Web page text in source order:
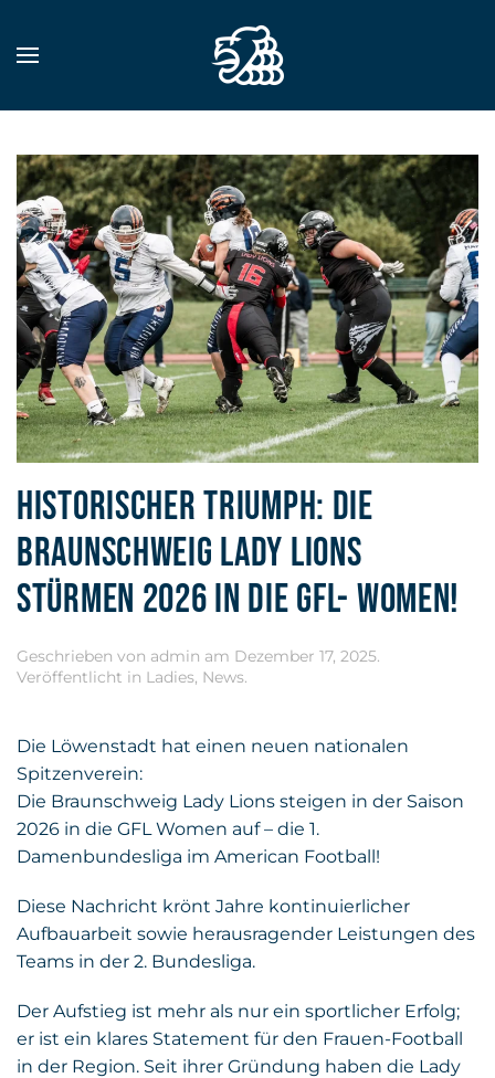
Zum Hauptinhalt springen
HISTORISCHER TRIUMPH: DIE
BRAUNSCHWEIG LADY LIONS
STÜRMEN 2026 IN DIE GFL- WOMEN!
Geschrieben von admin am Dezember 17, 2025.
Veröffentlicht in Ladies, News.
Die Löwenstadt hat einen neuen nationalen
Spitzenverein:
Die Braunschweig Lady Lions steigen in der Saison
2026 in die GFL Women auf – die 1.
Damenbundesliga im American Football!
Diese Nachricht krönt Jahre kontinuierlicher
Aufbauarbeit sowie herausragender Leistungen des
Teams in der 2. Bundesliga.
Der Aufstieg ist mehr als nur ein sportlicher Erfolg;
er ist ein klares Statement für den Frauen-Football
in der Region. Seit ihrer Gründung haben die Lady